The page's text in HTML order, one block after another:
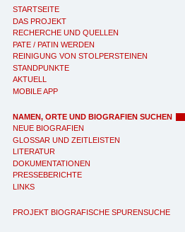
STARTSEITE
DAS PROJEKT
RECHERCHE UND QUELLEN
PATE / PATIN WERDEN
REINIGUNG VON STOLPERSTEINEN
STANDPUNKTE
AKTUELL
MOBILE APP
NAMEN, ORTE UND BIOGRAFIEN SUCHEN
NEUE BIOGRAFIEN
GLOSSAR UND ZEITLEISTEN
LITERATUR
DOKUMENTATIONEN
PRESSEBERICHTE
LINKS
PROJEKT BIOGRAFISCHE SPURENSUCHE